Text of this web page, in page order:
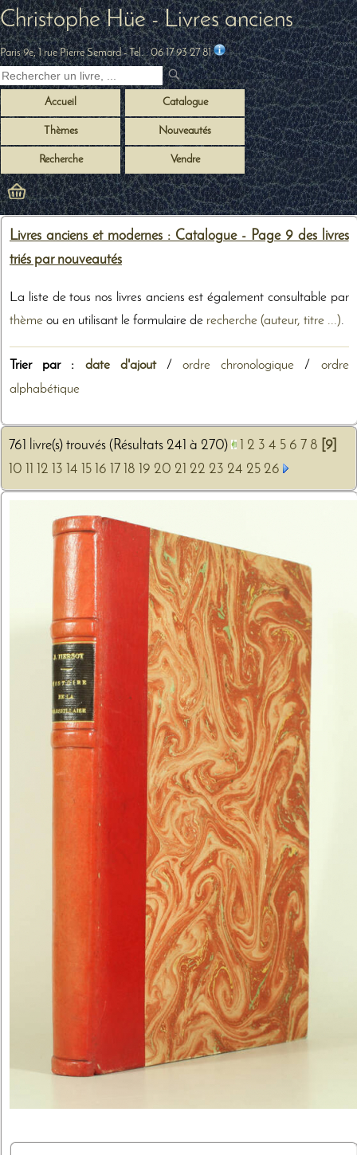
Christophe Hüe - Livres anciens
Paris 9e, 1 rue Pierre Semard- Tel. :06 17 93 27 81
Accueil Catalogue
Thèmes Nouveautés
Recherche Vendre
Livres anciens et modernes : Catalogue - Page 9 des livres
triés par nouveautés
La liste de tous nos livres anciens est également consultable par
thème ou en utilisant le formulaire de recherche (auteur, titre ...).
Trier par : date d'ajout/ordre chronologique / ordre
alphabétique
761 livre(s) trouvés (Résultats 241 à 270) 2 3 4 5 6 7 8
[9]
10
12 13 14 15 16 17 18 19 20 21 22 23 24 25 26